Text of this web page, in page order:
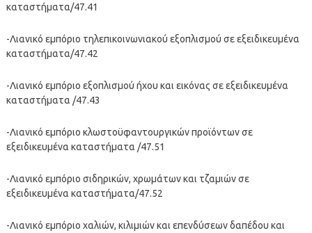
καταστήματα/47.41
-Λιανικό εμπόριο τηλεπικοινωνιακού εξοπλισμού σε εξειδικευμένα
καταστήματα/47.42
-Λιανικό εμπόριο εξοπλισμού ήχου και εικόνας σε εξειδικευμένα
καταστήματα /47.43
-Λιανικό εμπόριο κλωστοϋφαντουργικών προϊόντων σε
εξειδικευμένα καταστήματα /47.51
-Λιανικό εμπόριο σιδηρικών, χρωμάτων και τζαμιών σε
εξειδικευμένα καταστήματα/47.52
-Λιανικό εμπόριο χαλιών, κιλιμιών και επενδύσεων δαπέδου και